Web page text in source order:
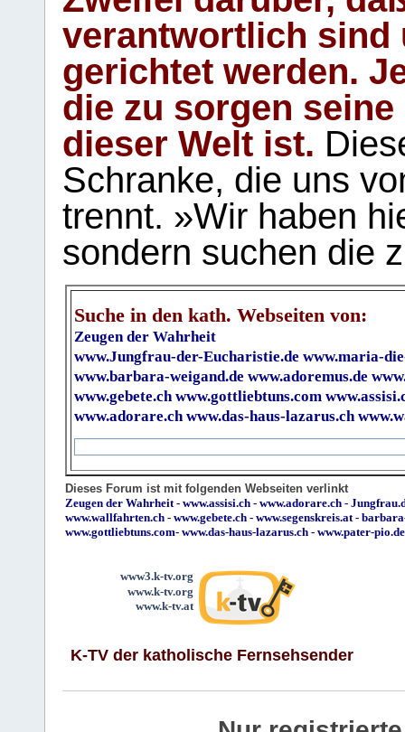
verantwortlich sind
gerichtet werden.
die zu sorgen
dieser Welt ist.
Schranke, die uns
trennt. »Wir haben
sondern suchen die
Suche in den kath. Webseiten von:
Zeugen der Wahrheit
www.Jungfrau-der-Eucharistie.de www.maria-
www.barbara-weigand.de www.adoremus.de
www.gebete.ch www.gottliebtuns.com
www.adorare.ch www.das-haus-lazarus.ch
Dieses Forum ist mit folgenden Webseiten verlinkt
Zeugen der Wahrheit - www.assisi.ch - www.adorare.ch -
www.wallfahrten.ch - www.gebete.ch - www.segenskreis.at -
www.gottliebtuns.com- www.das-haus-lazarus.ch - www.pater-pio.de
www3.k-tv.org
www.k-tv.org
www.k-tv.at
K-TV der katholische Fernsehsender